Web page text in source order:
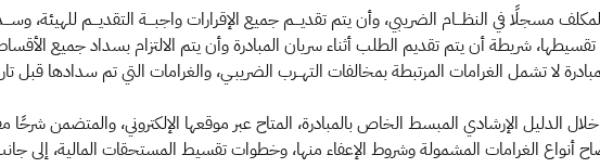
في النظـــام الضريبي، وأن يتم تقديـــم جميع الإقرارات واجبـــة التقديـــم للهيئة،
تقسيطها، شريطة أن يتم تقديم الطلب أثناء سريان المبادرة وأن يتم الالتزام بسداد جميع
لا تشمل الغرامات المرتبطة بمخالفات التهــرب الضريبـي، والغرامات التي تم سدادها قبل
الدليل الإرشادي المبسط الخاص بالمبادرة، المتاح عبر موقعها الإلكتروني، والمتضمن شرحًا
أنواع الغرامات المشمولة وشروط الإعفاء منها، وخطوات تقسيط المستحقات المالية، إلى